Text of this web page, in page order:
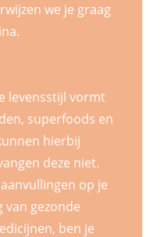
we je graag
levensstijl vormt
superfoods en
hierbij
deze niet.
op je
van gezonde
ben je